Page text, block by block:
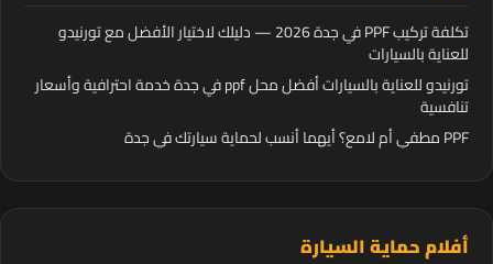
تكلفة تركيب PPF في جدة 2026 — دليلك لاختيار الأفضل مع تورنيدو
للعناية بالسيارات
تورنيدو للعناية بالسيارات أفضل محل ppf في جدة خدمة احترافية وأسعار
تنافسية
PPF مطفي أم لامع؟ أيهما أنسب لحماية سيارتك في جدة
أفلام حماية السيارة